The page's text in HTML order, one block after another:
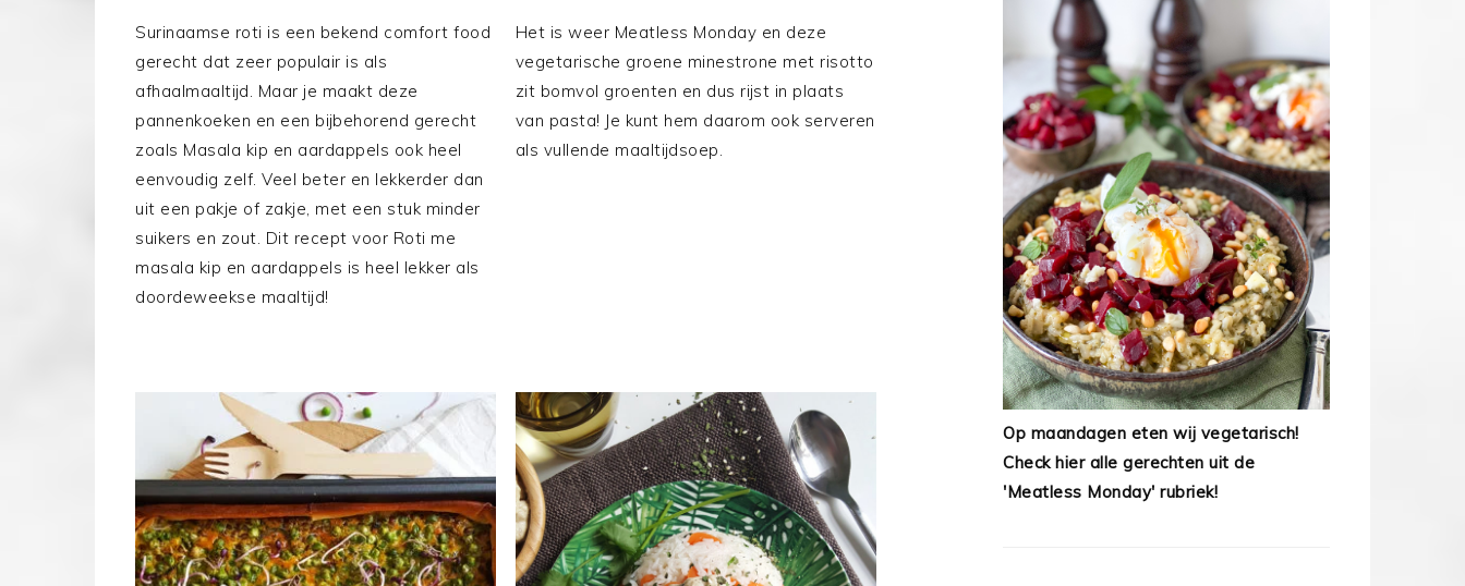
Surinaamse roti is een bekend comfort food
gerecht dat zeer populair is als
afhaalmaaltijd. Maar je maakt deze
pannenkoeken en een bijbehorend gerecht
zoals Masala kip en aardappels ook heel
eenvoudig zelf. Veel beter en lekkerder dan
uit een pakje of zakje, met een stuk minder
suikers en zout. Dit recept voor Roti me
masala kip en aardappels is heel lekker als
doordeweekse maaltijd!
Het is weer Meatless Monday en deze
vegetarische groene minestrone met risotto
zit bomvol groenten en dus rijst in plaats
van pasta! Je kunt hem daarom ook serveren
als vullende maaltijdsoep.
Op maandagen eten wij vegetarisch!
Check hier alle gerechten uit de
'Meatless Monday' rubriek!